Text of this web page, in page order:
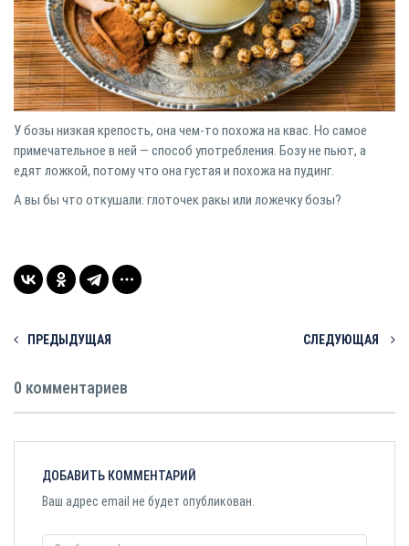
У бозы низкая крепость, она чем-то похожа на квас. Но самое
примечательное в ней — способ употребления. Бозу не пьют, а
едят ложкой, потому что она густая и похожа на пудинг.
А вы бы что откушали: глоточек ракы или ложечку бозы?
ПРЕДЫДУЩАЯ СЛЕДУЮЩАЯ
0 комментариев
ДОБАВИТЬ КОММЕНТАРИЙ
Ваш адрес email не будет опубликован.